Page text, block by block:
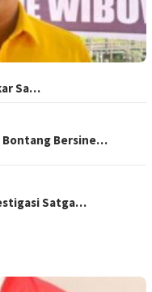
Sa…
Bontang Bersine…
Satga…